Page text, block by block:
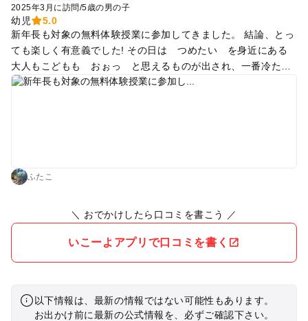
2025年3月に訪問/5歳の男の子
幼児
5.0
新年長も対象の無料体験授業に参加してきました。 結論、とっ
ても楽しく有意義でした! その日は つめたい を身近にある
大人もこどもも おぉっ と思えるものが出され、一番冷たい
ものを予想→温度計で実際に測ったり、液体窒素を使ってテレ
た、、白衣をお借りした小さな我が子のドヤ顔を撮り忘れたこ
面白い企画も随時計画されていて、科学に興味のある子をもつ
知人にも情報共有しました。
ふたこ
＼ おでかけしたら口コミを書こう ／
いこーよアプリで口コミを書く
以下情報は、最新の情報ではない可能性もあります。
お出かけ前に最新の公式情報を、必ずご確認下さい。